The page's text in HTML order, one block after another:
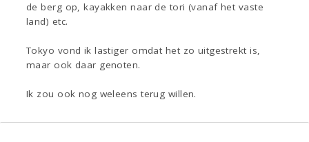
de berg op, kayakken naar de tori (vanaf het vaste
land) etc.
Tokyo vond ik lastiger omdat het zo uitgestrekt is,
maar ook daar genoten.
Ik zou ook nog weleens terug willen.